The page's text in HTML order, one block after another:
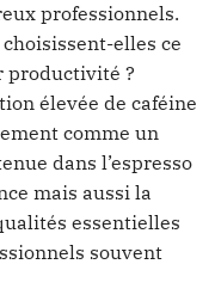
professionnels.
elles ce
productivité ?
élevée de caféine
comme un
dans l’espresso
mais aussi la
essentielles
souvent